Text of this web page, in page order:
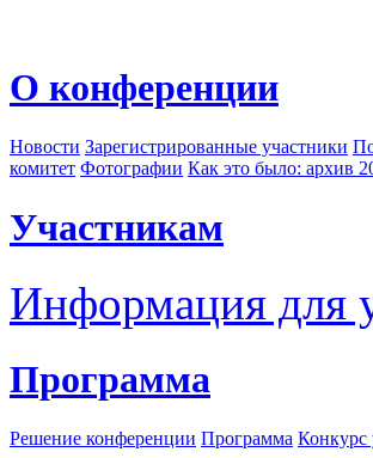
О конференции
Новости Зарегистрированные участники
комитет Фотографии Как это было: архив
Участникам
Информация для
Программа
Решение конференции Программа Конкурс